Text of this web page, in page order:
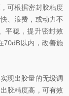
可根据密封胶粘度
、浪费，或动力不
平稳，提升密封效
70dB以内，改善施
现出胶量的无级调
胶精度高，可有效